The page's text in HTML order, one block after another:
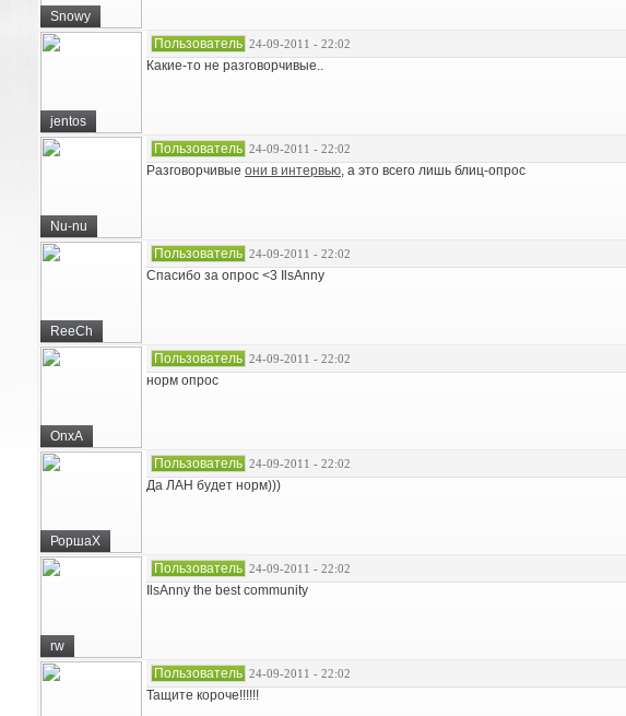
Snowy
jentos
Пользователь 24-09-2011 - 22:02
Какие-то не разговорчивые..
Nu-nu
Пользователь 24-09-2011 - 22:02
Разговорчивые они в интервью, а это всего лишь блиц-опрос
ReeCh
Пользователь 24-09-2011 - 22:02
Спасибо за опрос <3 IlsAnny
OnxA
Пользователь 24-09-2011 - 22:02
норм опрос
РоршаХ
Пользователь 24-09-2011 - 22:02
Да ЛАН будет норм)))
rw
Пользователь 24-09-2011 - 22:02
IlsAnny the best community
Пользователь 24-09-2011 - 22:02
Тащите короче!!!!!!